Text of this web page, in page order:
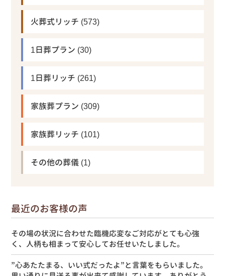
火葬式リッチ (573)
1日葬プラン (30)
1日葬リッチ (261)
家族葬プラン (309)
家族葬リッチ (101)
その他の葬儀 (1)
最近のお客様の声
その場の状況に合わせた臨機応変なご対応がとても心強
く、人柄も相まって安心してお任せいたしました。
”心あたたまる、いい式だったよ”と言葉をもらいました。